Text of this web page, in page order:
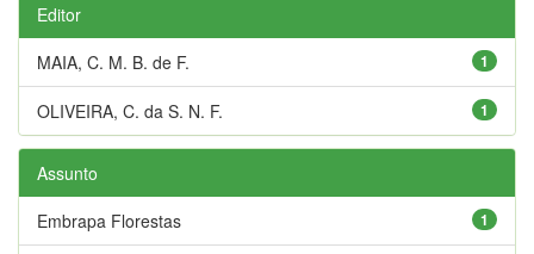
Editor
1
MAIA, C. M. B. de F.
1
OLIVEIRA, C. da S. N. F.
Assunto
1
Embrapa Florestas